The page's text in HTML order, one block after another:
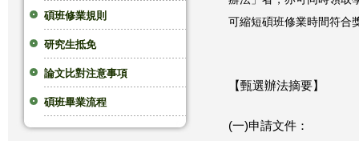
碩班修業規則
研究生抵免
論文比對注意事項
碩班畢業流程
可縮短碩班修業時間符合
【甄選辦法摘要】
(一)申請文件：